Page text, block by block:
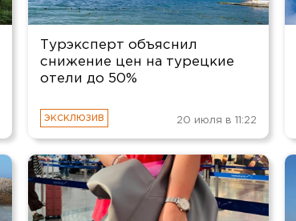
Турэксперт объяснил
снижение цен на турецкие
отели до 50%
20 июля в 11:22